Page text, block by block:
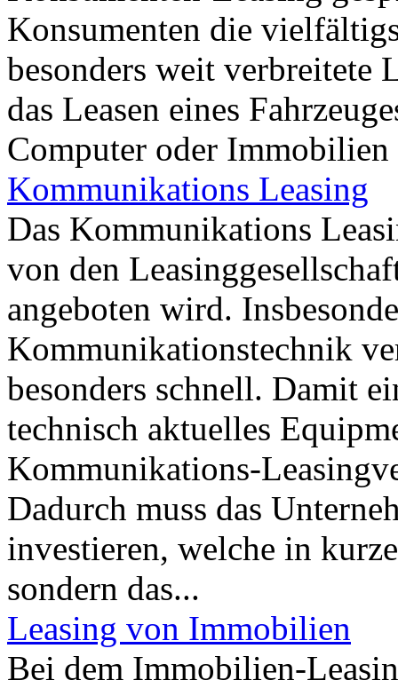
Konsumenten die
besonders weit verbreitete
das Leasen eines
Computer oder Immobilien
Kommunikations Leasing
Das Kommunikations
von den
angeboten wird.
Kommunikationstechnik
besonders schnell. Damit
technisch aktuelles
Kommunikations-
Dadurch muss das
investieren, welche in
sondern das...
Leasing von Immobilien
Bei dem Immobilien-